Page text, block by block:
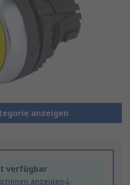
anzeigen
verfügbar
anzeigen